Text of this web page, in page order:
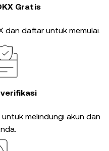
Gratis
dan daftar untuk memulai.
untuk melindungi akun dan